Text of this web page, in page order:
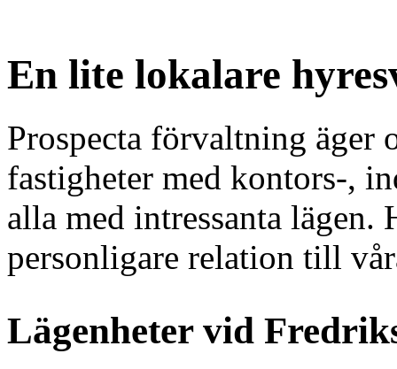
En lite lokalare
Prospecta förvaltning äger
fastigheter med kontors-,
alla med intressanta lägen.
personligare relation till
Lägenheter vid